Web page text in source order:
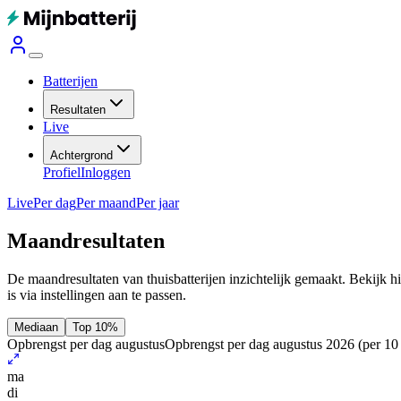
Batterijen
Resultaten
Live
Achtergrond
ProfielInloggen
LivePer dagPer maandPer jaar
Maandresultaten
De maandresultaten van thuisbatterijen inzichtelijk gemaakt. Bekijk
is via instellingen aan te passen.
Mediaan Top 10%
Opbrengst per dag augustusOpbrengst per dag augustus 2026 (per
ma
di